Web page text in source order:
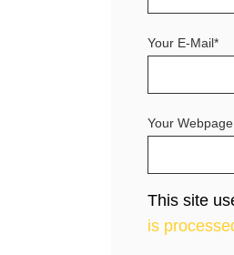
Your E-Mail*
Your Webpage
This site
is